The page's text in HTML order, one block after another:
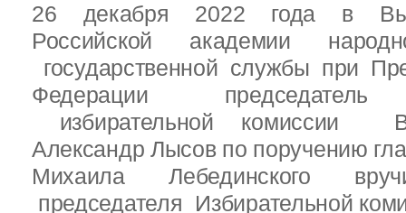
26 декабря 2022 года в
Российской академии
государственной службы при
Федерации председатель
избирательной комиссии
Александр Лысов по поручению
Михаила Лебединского
председателя Избирательной